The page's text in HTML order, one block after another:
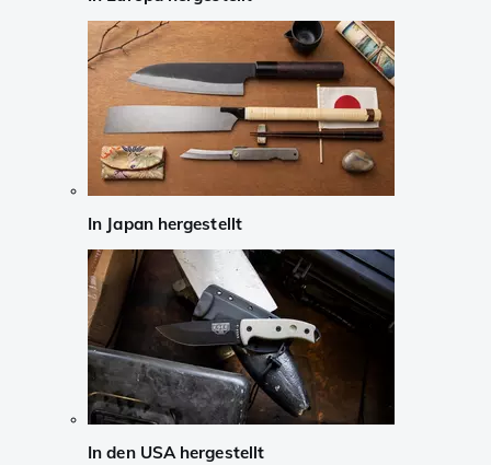
In Japan hergestellt
In den USA hergestellt